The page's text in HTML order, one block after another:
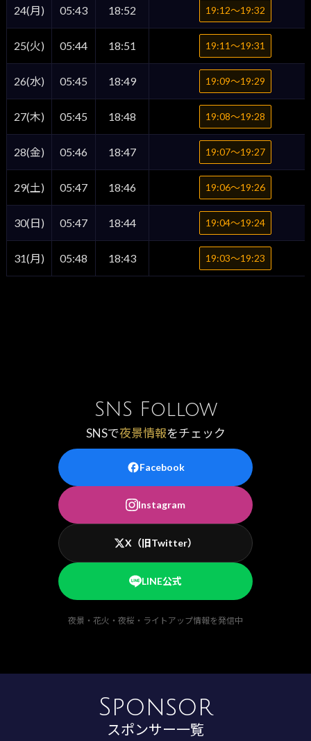
24(月) 05:43 18:52 19:12〜19:32
25(火) 05:44 18:51 19:11〜19:31
26(水) 05:45 18:49 19:09〜19:29
27(木) 05:45 18:48 19:08〜19:28
28(金) 05:46 18:47 19:07〜19:27
29(土) 05:47 18:46 19:06〜19:26
30(日) 05:47 18:44 19:04〜19:24
31(月) 05:48 18:43 19:03〜19:23
SNS Follow
SNSで夜景情報をチェック
Facebook
Instagram
X（旧Twitter）
LINE公式
夜景・花火・夜桜・ライトアップ情報を発信中
Sponsor
スポンサー一覧